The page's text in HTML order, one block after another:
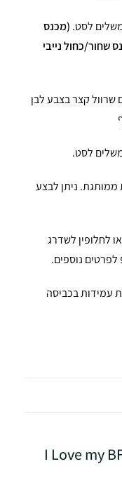
לסט. (מכנס
שחור/כחול נייבי
100% איכותית 170 גרם שרוול קצר בצבע לבן
לסט.
ממותגת. ניתן לבצע
לחלופין לשדרג
לפרטים נוספים.
עמידות בכביסה